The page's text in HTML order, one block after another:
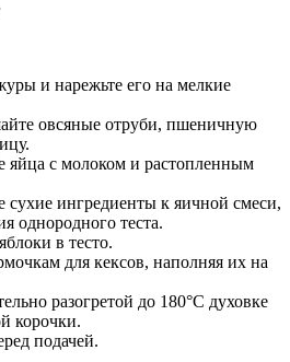
и нарежьте его на мелкие
овсяные отруби, пшеничную
яйца с молоком и растопленным
сухие ингредиенты к яичной смеси,
однородного теста.
в тесто.
для кексов, наполняя их на
разогретой до 180°C духовке
корочки.
подачей.